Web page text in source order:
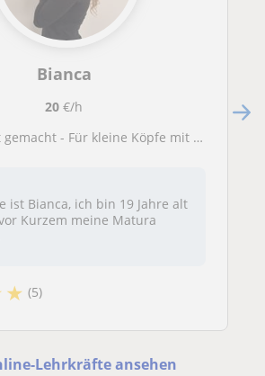
Bianca
20 €/h
- Für kleine Köpfe mit großen Zielen
ist Bianca, ich bin 19 Jahre alt
Kurzem meine Matura
★ (5)
Lehrkräfte ansehen